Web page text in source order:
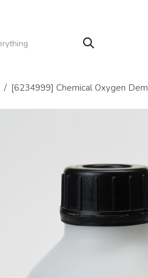
[6234999] Chemical Oxygen